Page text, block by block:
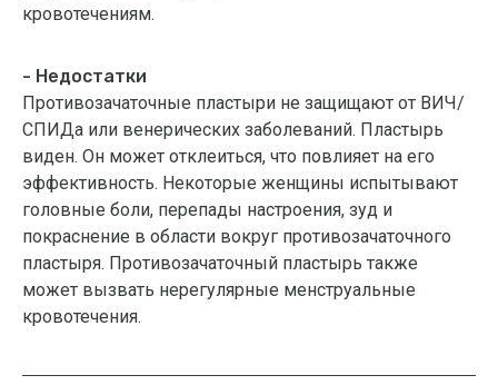
кровотечениям.
- Недостатки
Противозачаточные пластыри не защищают от ВИЧ/
СПИДа или венерических заболеваний. Пластырь
виден. Он может отклеиться, что повлияет на его
эффективность. Некоторые женщины испытывают
головные боли, перепады настроения, зуд и
покраснение в области вокруг противозачаточного
пластыря. Противозачаточный пластырь также
может вызвать нерегулярные менструальные
кровотечения.